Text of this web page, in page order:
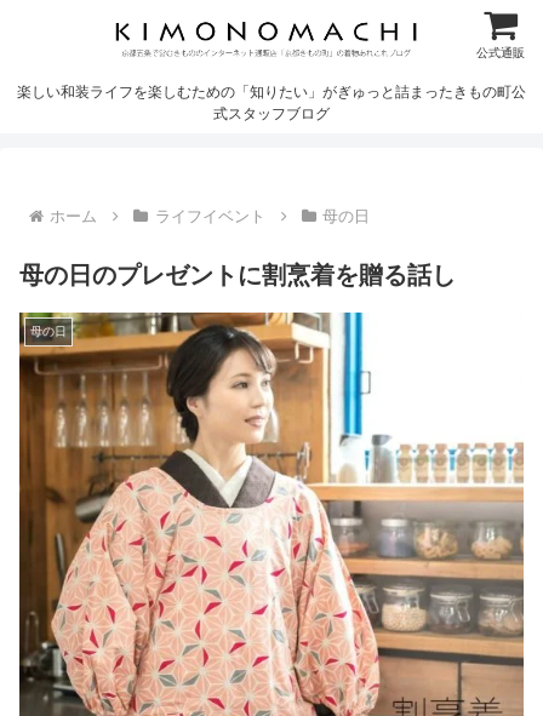
公式通販
楽しい和装ライフを楽しむための「知りたい」がぎゅっと詰まったきもの町公
式スタッフブログ
ホーム ライフイベント 母の日
母の日のプレゼントに割烹着を贈る話し
母の日